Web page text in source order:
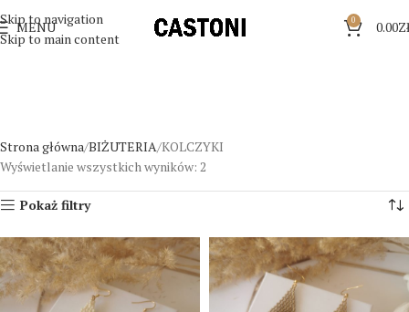
Skip to navigation
Skip to main content
MENU 0 0.00
Strona główna BIŻUTERIA KOLCZYKI
Wyświetlanie wszystkich wyników: 2
Pokaż filtry